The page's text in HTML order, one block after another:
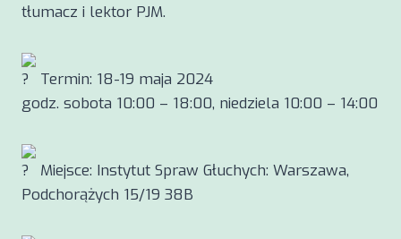
tłumacz i lektor PJM.
Termin: 18-19 maja 2024
godz. sobota 10:00 – 18:00, niedziela 10:00 – 14:00
Miejsce: Instytut Spraw Głuchych: Warszawa,
Podchorążych 15/19 38B